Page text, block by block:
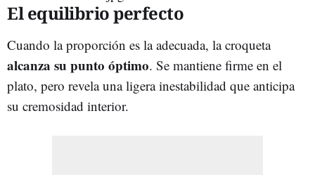
El equilibrio perfecto
Cuando la proporción es la adecuada, la croqueta
alcanza su punto óptimo. Se mantiene firme en el
plato, pero revela una ligera inestabilidad que anticipa
su cremosidad interior.